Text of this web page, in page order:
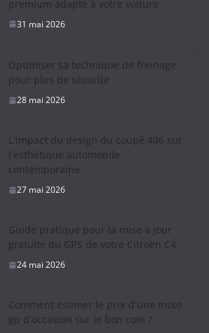
premium adapté à votre voiture
31 mai 2026
Optimiser sa technique de freinage
pour plus de sécurité
28 mai 2026
L’impact du design du coupé 406 sur
l’esthétique automobile
contemporaine
27 mai 2026
Guide pratique pour la mise à jour
gratuite du GPS de votre Citroën C4
24 mai 2026
Comment estimer le prix d’une moto
gp d’occasion sur le bon coin ?